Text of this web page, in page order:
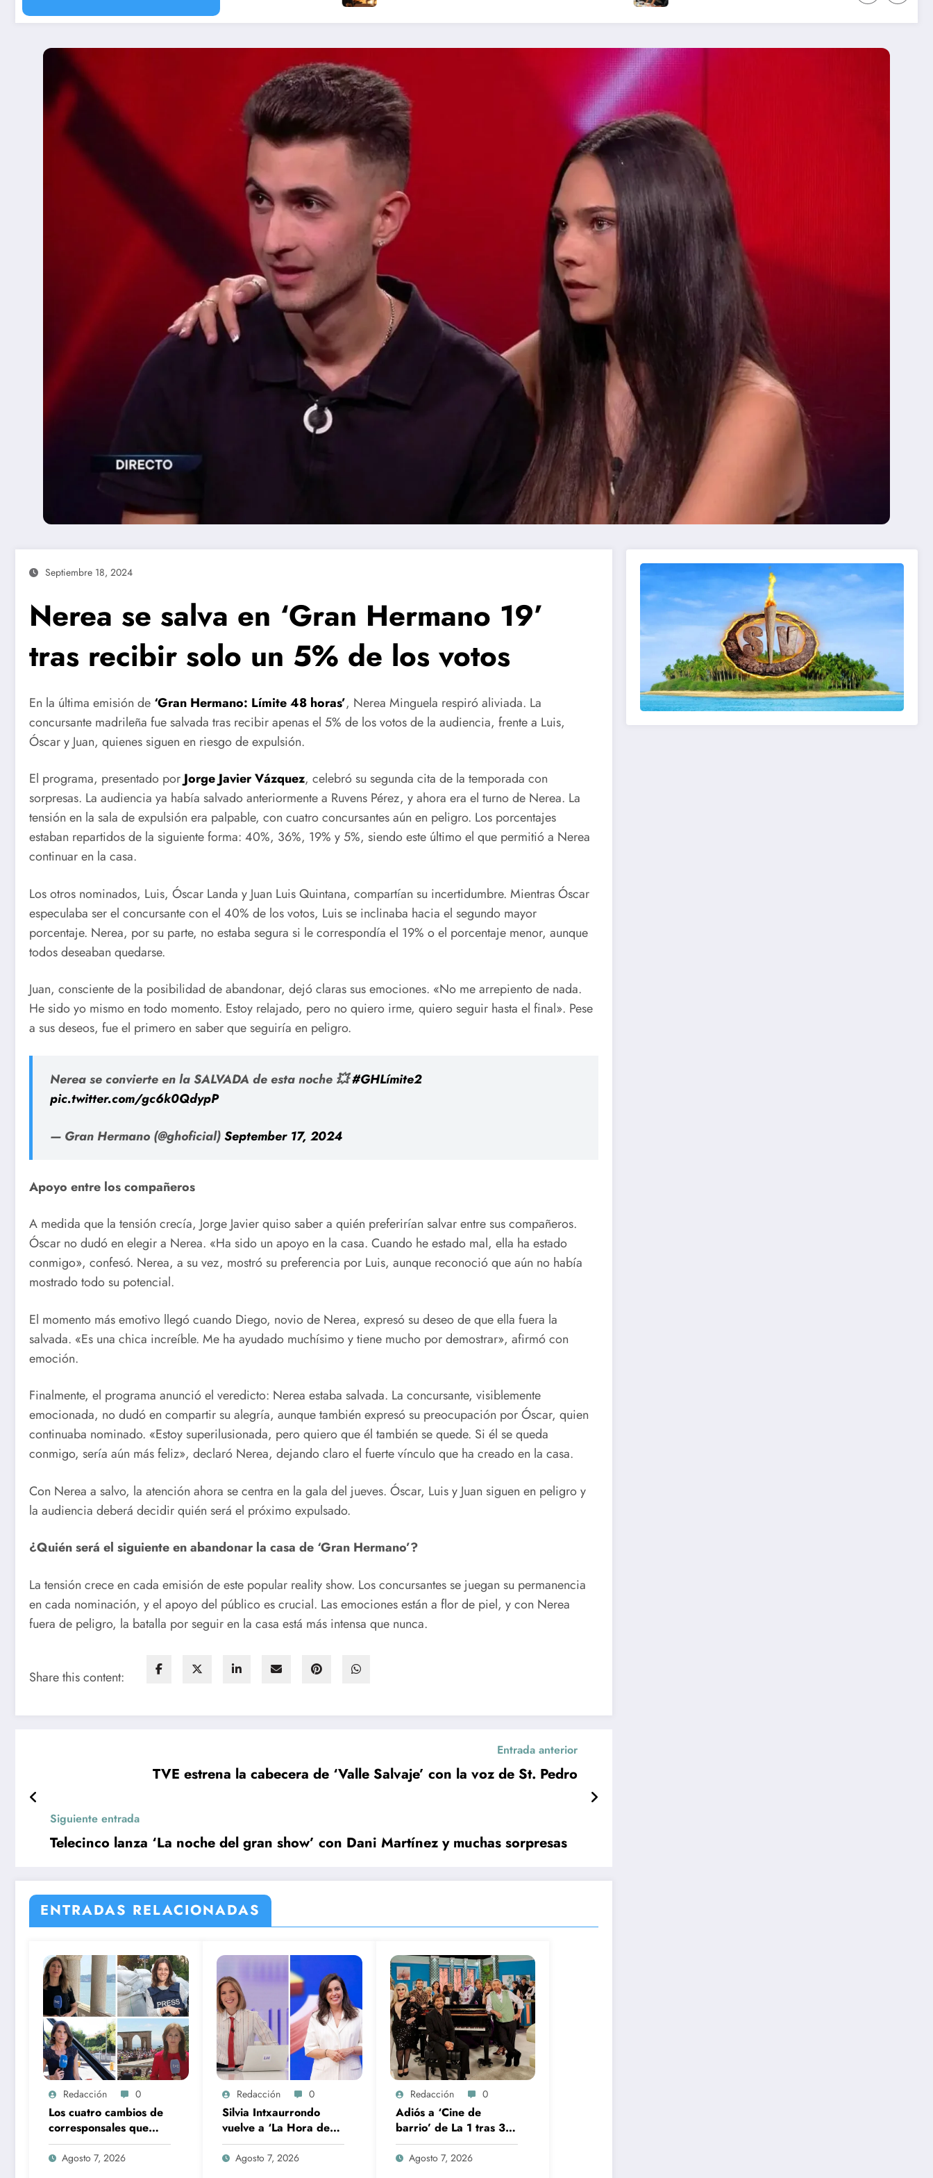
Septiembre 18, 2024
Nerea se salva en ‘Gran Hermano 19’
tras recibir solo un 5% de los votos
En la última emisión de ‘Gran Hermano: Límite 48 horas’, Nerea Minguela respiró aliviada. La
concursante madrileña fue salvada tras recibir apenas el 5% de los votos de la audiencia, frente a Luis,
Óscar y Juan, quienes siguen en riesgo de expulsión.
El programa, presentado por Jorge Javier Vázquez, celebró su segunda cita de la temporada con
sorpresas. La audiencia ya había salvado anteriormente a Ruvens Pérez, y ahora era el turno de Nerea. La
tensión en la sala de expulsión era palpable, con cuatro concursantes aún en peligro. Los porcentajes
estaban repartidos de la siguiente forma: 40%, 36%, 19% y 5%, siendo este último el que permitió a Nerea
continuar en la casa.
Los otros nominados, Luis, Óscar Landa y Juan Luis Quintana, compartían su incertidumbre. Mientras Óscar
especulaba ser el concursante con el 40% de los votos, Luis se inclinaba hacia el segundo mayor
porcentaje. Nerea, por su parte, no estaba segura si le correspondía el 19% o el porcentaje menor, aunque
todos deseaban quedarse.
Juan, consciente de la posibilidad de abandonar, dejó claras sus emociones. «No me arrepiento de nada.
He sido yo mismo en todo momento. Estoy relajado, pero no quiero irme, quiero seguir hasta el final». Pese
a sus deseos, fue el primero en saber que seguiría en peligro.
Nerea se convierte en la SALVADA de esta noche 💥#GHLímite2
pic.twitter.com/gc6k0QdypP
— Gran Hermano (@ghoficial)September 17, 2024
Apoyo entre los compañeros
A medida que la tensión crecía, Jorge Javier quiso saber a quién preferirían salvar entre sus compañeros.
Óscar no dudó en elegir a Nerea. «Ha sido un apoyo en la casa. Cuando he estado mal, ella ha estado
conmigo», confesó. Nerea, a su vez, mostró su preferencia por Luis, aunque reconoció que aún no había
mostrado todo su potencial.
El momento más emotivo llegó cuando Diego, novio de Nerea, expresó su deseo de que ella fuera la
salvada. «Es una chica increíble. Me ha ayudado muchísimo y tiene mucho por demostrar», afirmó con
emoción.
Finalmente, el programa anunció el veredicto: Nerea estaba salvada. La concursante, visiblemente
emocionada, no dudó en compartir su alegría, aunque también expresó su preocupación por Óscar, quien
continuaba nominado. «Estoy superilusionada, pero quiero que él también se quede. Si él se queda
conmigo, sería aún más feliz», declaró Nerea, dejando claro el fuerte vínculo que ha creado en la casa.
Con Nerea a salvo, la atención ahora se centra en la gala del jueves. Óscar, Luis y Juan siguen en peligro y
la audiencia deberá decidir quién será el próximo expulsado.
¿Quién será el siguiente en abandonar la casa de ‘Gran Hermano’?
La tensión crece en cada emisión de este popular reality show. Los concursantes se juegan su permanencia
en cada nominación, y el apoyo del público es crucial. Las emociones están a flor de piel, y con Nerea
fuera de peligro, la batalla por seguir en la casa está más intensa que nunca.
Share this content:
Entrada anterior
TVE estrena la cabecera de ‘Valle Salvaje’ con la voz de St. Pedro
Siguiente entrada
Telecinco lanza ‘La noche del gran show’ con Dani Martínez y muchas sorpresas
ENTRADAS RELACIONADAS
Redacción 0
Los cuatro cambios de
corresponsales que
prepara TVE para su
nueva temporada
Agosto 7, 2026
Redacción 0
Silvia Intxaurrondo
vuelve a ‘La Hora de
La 1’ y Aida Bao da el
salto a ‘Mañaneros
Agosto 7, 2026
Redacción 0
Adiós a ‘Cine de
barrio’ de La 1 tras 30
años: RTVE cambia su
gran clásico
Agosto 7, 2026